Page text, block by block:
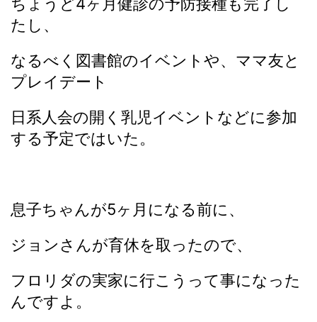
たし、
なるべく図書館のイベントや、ママ友と
プレイデート
日系人会の開く乳児イベントなどに参加
する予定ではいた。
息子ちゃんが5ヶ月になる前に、
ジョンさんが育休を取ったので、
フロリダの実家に行こうって事になった
んですよ。